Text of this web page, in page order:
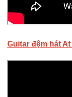
Guitar đệm hát